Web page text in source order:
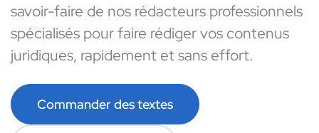
savoir-faire de nos rédacteurs professionnels
spécialisés pour faire rédiger vos contenus
juridiques, rapidement et sans effort.
Commander des textes